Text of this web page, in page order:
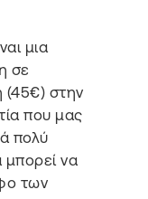
μια
σε
(45€) στην
που μας
πολύ
να
των